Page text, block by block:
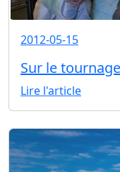
2012-05-15
Sur le
Lire l'article